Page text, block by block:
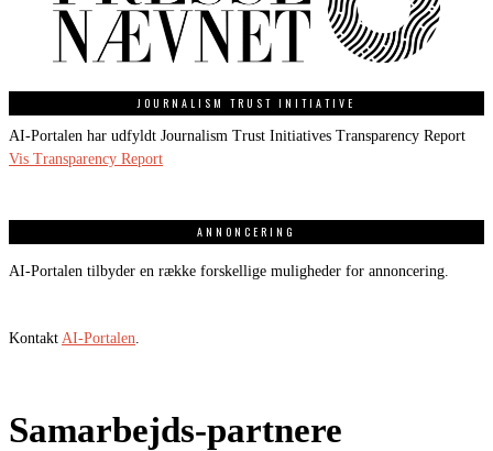
JOURNALISM TRUST INITIATIVE
AI-Portalen har udfyldt Journalism Trust Initiatives Transparency Report
Vis Transparency Report
ANNONCERING
AI-Portalen tilbyder en række forskellige muligheder for annoncering.
Kontakt AI-Portalen.
Samarbejds-partnere